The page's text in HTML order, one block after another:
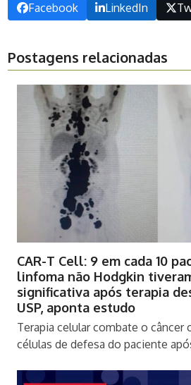
Facebook LinkedIn
Postagens relacionadas
CAR-T Cell: 9 em cada 10
linfoma não Hodgkin
significativa após terapia
USP, aponta estudo
Terapia celular combate o câncer
células de defesa do paciente